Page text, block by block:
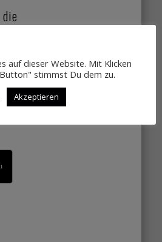
auf dieser Website. Mit Klicken
stimmst Du dem zu.
Akzeptieren